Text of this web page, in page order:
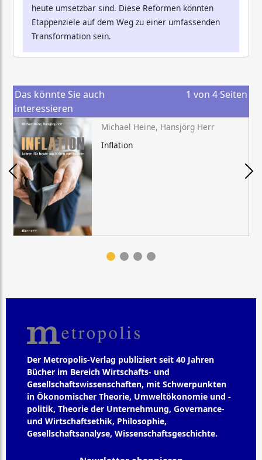
heute umsetzbar sind. Diese Reformen könnten
Etappenziele auf dem Weg zu einer umfassenden
Transformation sein.
Das könnte Sie auch
interessieren
1 von 4 Seiten
Michael Heine, Hansjörg Herr
Inflation
Der Metropolis-Verlag publiziert seit 40 Jahren
Bücher im Bereich Wirtschafts- und
Gesellschaftswissenschaften, mit Schwerpunkten
in Ökonomischer Theorie, Umweltökonomie und -
politik, Theorie der Unternehmung, Governance-
und Wirtschaftsethik, Philosophie,
Gesellschaftsanalyse, Wissenschaftsgeschichte.